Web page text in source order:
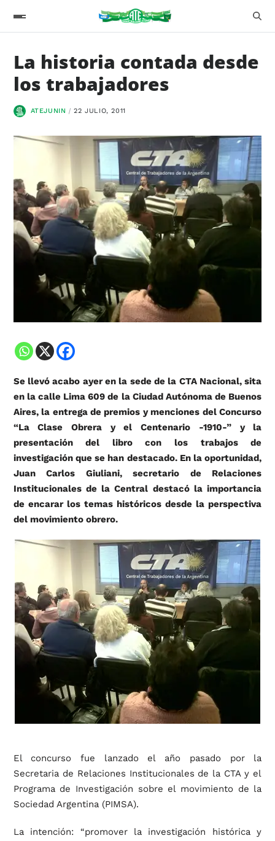
La historia contada desde
los trabajadores
ATEJUNIN 22 JULIO, 2011
Se llevó acabo ayer en la sede de la CTA Nacional, sita
en la calle Lima 609 de la Ciudad Autónoma de Buenos
Aires, la entrega de premios y menciones del Concurso
“La Clase Obrera y el Centenario -1910-” y la
presentación del libro con los trabajos de
investigación que se han destacado. En la oportunidad,
Juan Carlos Giuliani, secretario de Relaciones
Institucionales de la Central destacó la importancia
de encarar los temas históricos desde la perspectiva
del movimiento obrero.
El concurso fue lanzado el año pasado por la
Secretaria de Relaciones Institucionales de la CTA y el
Programa de Investigación sobre el movimiento de la
Sociedad Argentina (PIMSA).
La intención: “promover la investigación histórica y